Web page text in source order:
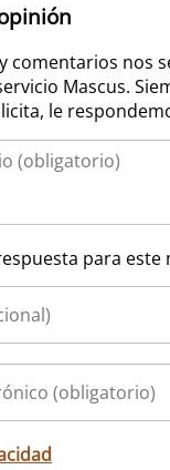
comentarios nos
Mascus.
le
para este